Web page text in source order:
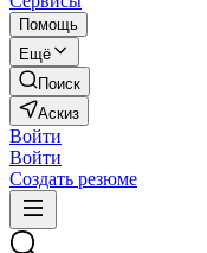
Помощь
Ещё
Поиск
Аскиз
Войти
Войти
Создать резюме